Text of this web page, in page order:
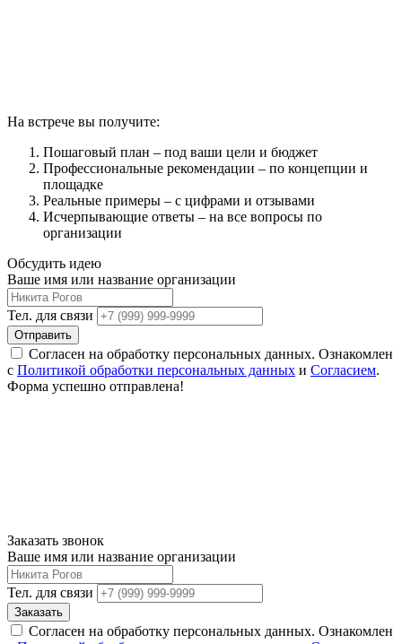
На встрече вы получите:
Пошаговый план – под ваши цели и бюджет
Профессиональные рекомендации – по концепции и
площадке
Реальные примеры – с цифрами и отзывами
Исчерпывающие ответы – на все вопросы по
организации
Обсудить идею
Ваше имя или название организации
Тел. для связи
Отправить
Согласен на обработку персональных данных. Ознакомлен
с Политикой обработки персональных данных и Согласием.
Форма успешно отправлена!
Заказать звонок
Ваше имя или название организации
Тел. для связи
Заказать
Согласен на обработку персональных данных. Ознакомлен